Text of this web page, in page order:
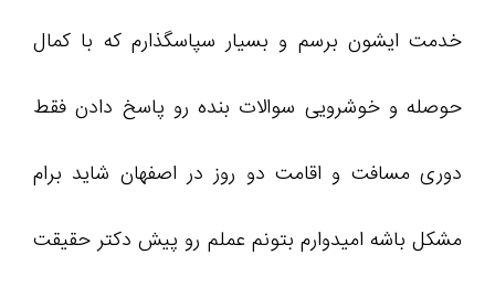
خدمت ایشون برسم و بسیار سپاسگذارم که با کمال
حوصله و خوشرویی سوالات بنده رو پاسخ دادن فقط
دوری مسافت و اقامت دو روز در اصفهان شاید برام
مشکل باشه امیدوارم بتونم عملم رو پیش دکتر حقیقت